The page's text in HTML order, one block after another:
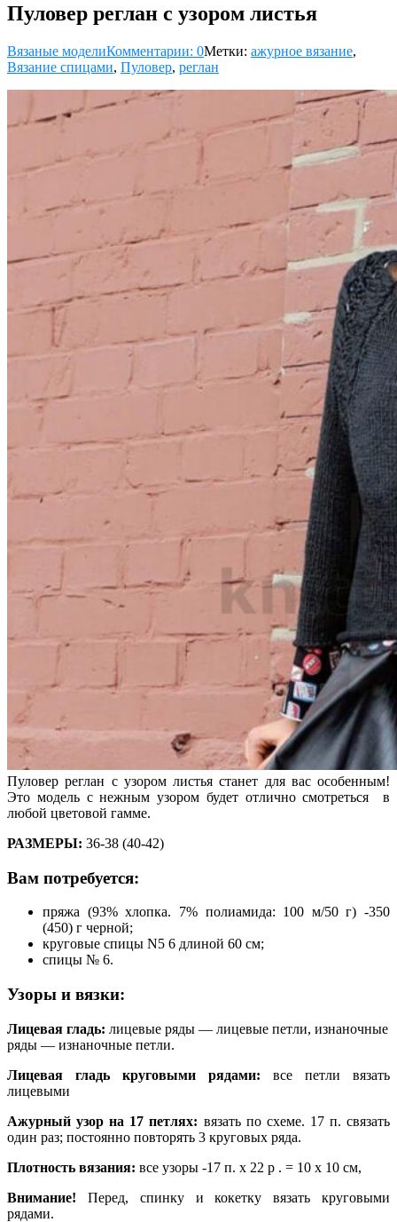
Пуловер реглан с узором листья
Вязаные моделиКомментарии: 0Метки: ажурное вязание,
Вязание спицами, Пуловер, реглан
Пуловер реглан с узором листья станет для вас особенным!
Это модель с нежным узором будет отлично смотреться в
любой цветовой гамме.
РАЗМЕРЫ: 36-38 (40-42)
Вам потребуется:
пряжа (93% хлопка. 7% полиамида: 100 м/50 г) -350
(450) г черной;
круговые спицы N5 6 длиной 60 см;
спицы № 6.
Узоры и вязки:
Лицевая гладь: лицевые ряды — лицевые петли, изнаночные
ряды — изнаночные петли.
Лицевая гладь круговыми рядами: все петли вязать
лицевыми
Ажурный узор на 17 петлях: вязать по схеме. 17 п. связать
один раз; постоянно повторять 3 круговых ряда.
Плотность вязания: все узоры -17 п. х 22 р . = 10 х 10 см,
Внимание! Перед, спинку и кокетку вязать круговыми
рядами.